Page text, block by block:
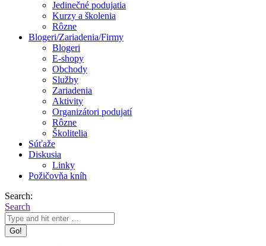
Jedinečné podujatia
Kurzy a školenia
Rôzne
Blogeri/Zariadenia/Firmy
Blogeri
E-shopy
Obchody
Služby
Zariadenia
Aktivity
Organizátori podujatí
Rôzne
Školitelia
Súťaže
Diskusia
Linky
Požičovňa kníh
Search:
Search